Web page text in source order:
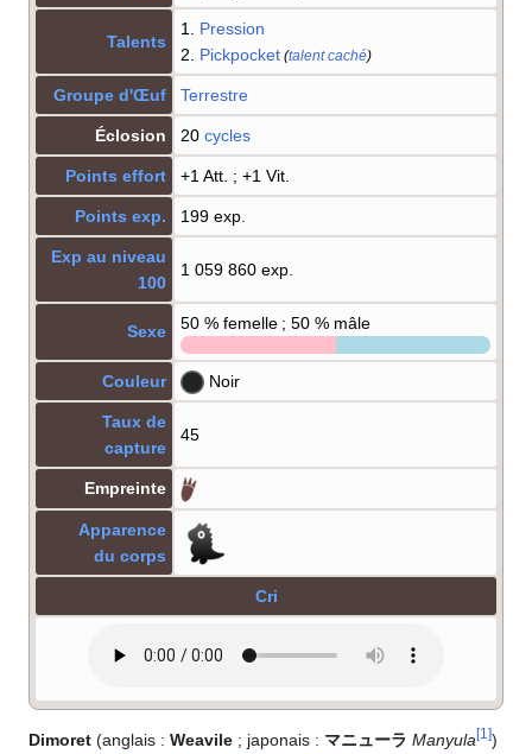
Talents
1. Pression
2. Pickpocket (talent caché)
Groupe d'Œuf Terrestre
Éclosion 20 cycles
Points effort +1 Att. ; +1 Vit.
Points exp. 199 exp.
Exp au niveau
100
1 059 860 exp.
Sexe 50 % femelle ; 50 % mâle
Couleur Noir
Taux de
capture
45
Empreinte
Apparence
du corps
Cri
Dimoret (anglais : Weavile ; japonais : マニューラ Manyula [1 ])